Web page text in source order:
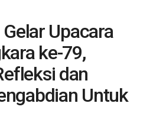
Upacara
ke-79,
dan
Untuk